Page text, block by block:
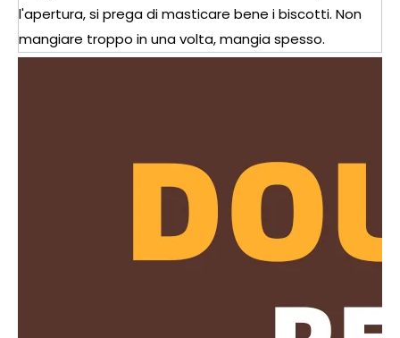
l'apertura, si prega di masticare bene i biscotti. Non
mangiare troppo in una volta, mangia spesso.